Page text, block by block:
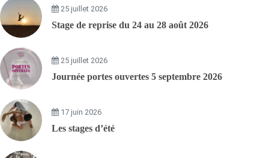
25 juillet 2026
Stage de reprise du 24 au 28 août 2026
25 juillet 2026
Journée portes ouvertes 5 septembre 2026
17 juin 2026
Les stages d’été